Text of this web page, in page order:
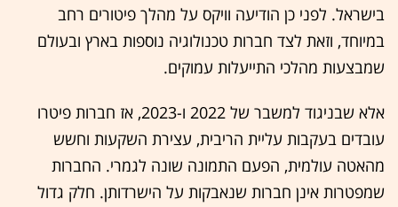
בישראל. לפני כן הודיעה וויקס על מהלך פיטורים רחב
במיוחד, וזאת לצד חברות טכנולוגיה נוספות בארץ ובעולם
שמבצעות מהלכי התייעלות עמוקים.
אלא שבניגוד למשבר של 2022 ו-2023, אז חברות פיטרו
עובדים בעקבות עליית הריבית, עצירת השקעות וחשש
מהאטה עולמית, הפעם התמונה שונה לגמרי. החברות
שמפטרות אינן חברות שנאבקות על הישרדותן. חלק גדול